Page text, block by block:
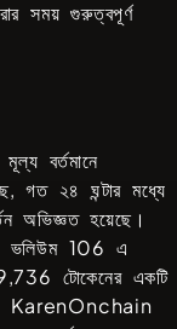
সময় গুরুত্বপূর্ণ
বর্তমানে
গত ২৪ ঘন্টার মধ্যে
অভিজ্ঞত হয়েছে।
ভলিউম 106 এ
টোকেনের একটি
KarenOnchain